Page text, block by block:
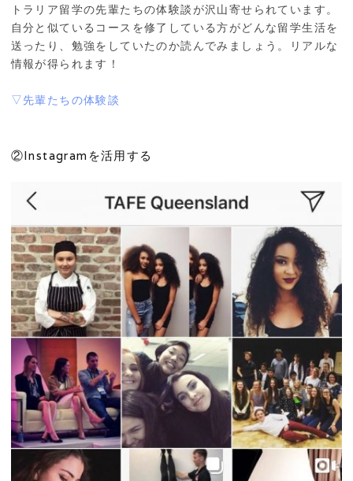
トラリア留学の先輩たちの体験談が沢山寄せられています。
自分と似ているコースを修了している方がどんな留学生活を
送ったり、勉強をしていたのか読んでみましょう。リアルな
情報が得られます！
▽先輩たちの体験談
②Instagramを活用する